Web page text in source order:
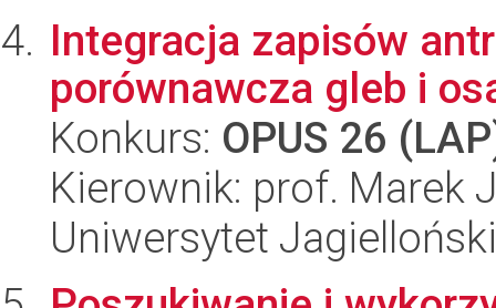
Integracja zapisów
porównawcza gleb i
Konkurs: OPUS 26
Kierownik: prof. Marek
Uniwersytet